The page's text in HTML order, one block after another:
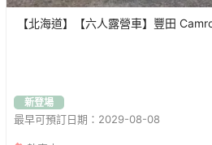
【北海道】【六人露營車】豐田
新登場
最早可預訂日期：2029-08-08